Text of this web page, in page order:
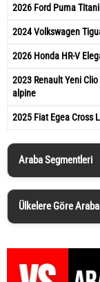
2026 Ford Puma
2024 Volkswagen
2026 Honda HR-V
2023 Renault Yeni
alpine
2025 Fiat Egea Cross
Araba Segmentleri
Ülkelere Göre